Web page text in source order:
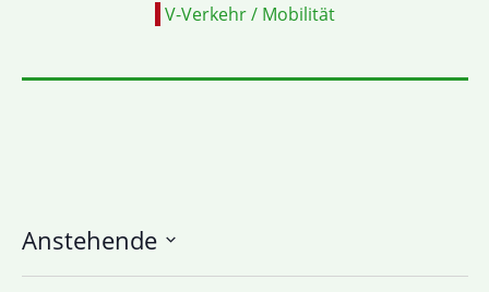
V-Verkehr / Mobilität
Anstehende
Datum